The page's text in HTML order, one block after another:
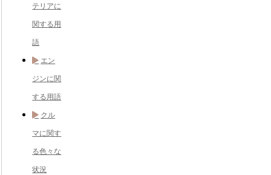
テリアに
関する用
語
エン
ジンに関
する用語
クル
マに関す
る色々な
状況